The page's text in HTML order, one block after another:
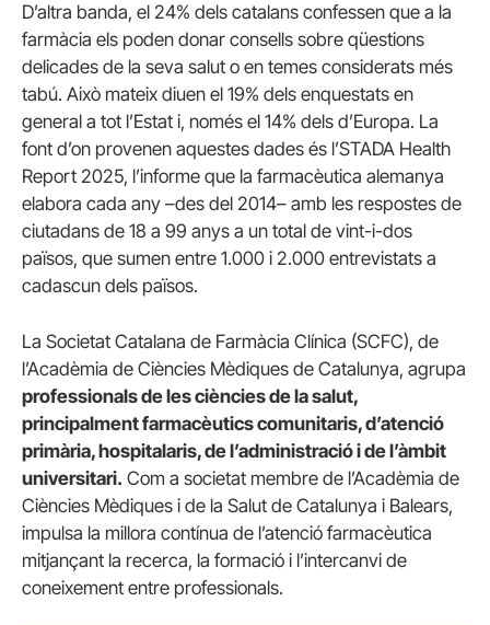
D’altra banda, el 24% dels catalans confessen que a la
farmàcia els poden donar consells sobre qüestions
delicades de la seva salut o en temes considerats més
tabú. Això mateix diuen el 19% dels enquestats en
general a tot l’Estat i, només el 14% dels d’Europa. La
font d’on provenen aquestes dades és l’STADA Health
Report 2025, l’informe que la farmacèutica alemanya
elabora cada any –des del 2014– amb les respostes de
ciutadans de 18 a 99 anys a un total de vint-i-dos
països, que sumen entre 1.000 i 2.000 entrevistats a
cadascun dels països.
La Societat Catalana de Farmàcia Clínica (SCFC), de
l’Acadèmia de Ciències Mèdiques de Catalunya, agrupa
professionals de les ciències de la salut,
principalment farmacèutics comunitaris, d’atenció
primària, hospitalaris, de l’administració i de l’àmbit
universitari. Com a societat membre de l’Acadèmia de
Ciències Mèdiques i de la Salut de Catalunya i Balears,
impulsa la millora contínua de l’atenció farmacèutica
mitjançant la recerca, la formació i l’intercanvi de
coneixement entre professionals.